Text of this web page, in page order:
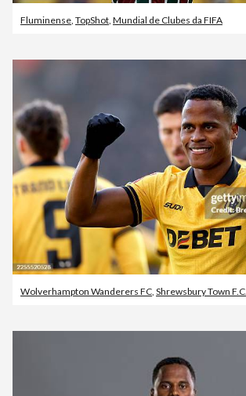
Fluminense TopShot Mundial de Clubes da FIFA
Wolverhampton Wanderers FC Shrewsbury Town F.C.